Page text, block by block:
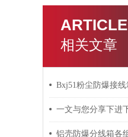
ARTICLE
相关文章